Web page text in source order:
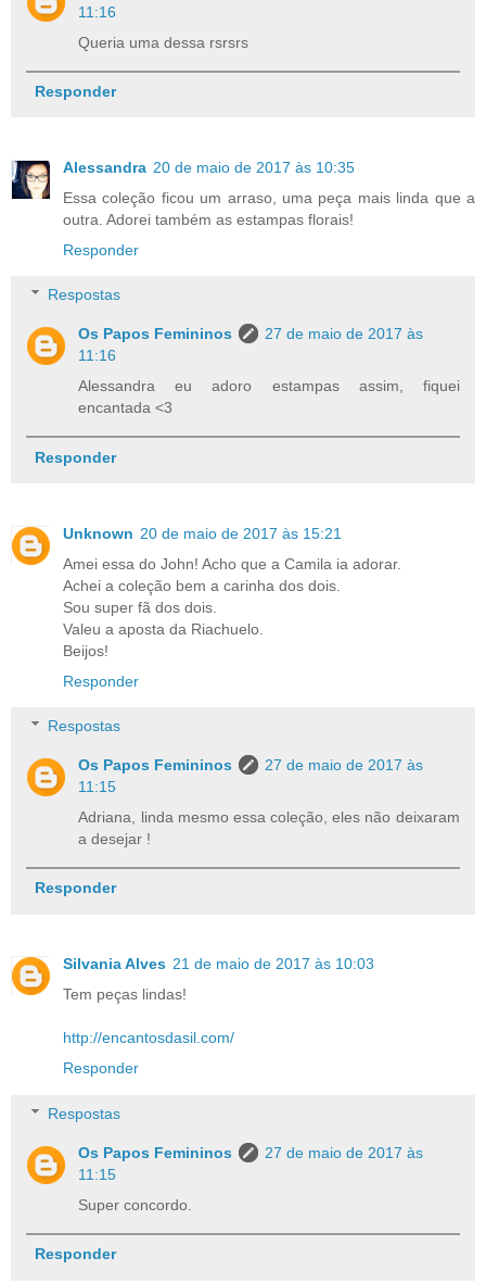
11:16
Queria uma dessa rsrsrs
Responder
Alessandra 20 de maio de 2017 às 10:35
Essa coleção ficou um arraso, uma peça mais linda que a
outra. Adorei também as estampas florais!
Responder
Respostas
Os Papos Femininos
27 de maio de 2017 às
11:16
Alessandra eu adoro estampas assim, fiquei
encantada <3
Responder
Unknown 20 de maio de 2017 às 15:21
Amei essa do John! Acho que a Camila ia adorar.
Achei a coleção bem a carinha dos dois.
Sou super fã dos dois.
Valeu a aposta da Riachuelo.
Beijos!
Responder
Respostas
Os Papos Femininos
27 de maio de 2017 às
11:15
Adriana, linda mesmo essa coleção, eles não deixaram
a desejar !
Responder
Silvania Alves 21 de maio de 2017 às 10:03
Tem peças lindas!
http://encantosdasil.com/
Responder
Respostas
Os Papos Femininos
27 de maio de 2017 às
11:15
Super concordo.
Responder